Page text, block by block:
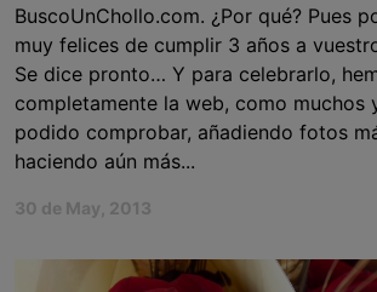
BuscoUnChollo.com. ¿Por qué? Pues
muy felices de cumplir 3 años a
Se dice pronto… Y para celebrarlo,
completamente la web, como muchos
podido comprobar, añadiendo fotos
haciendo aún más...
30 de May, 2013